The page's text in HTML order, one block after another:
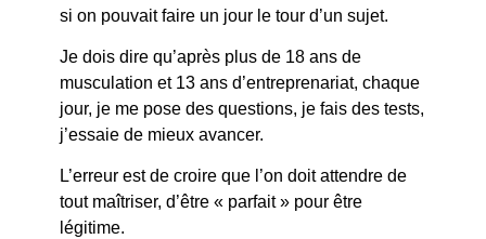
si on pouvait faire un jour le tour d’un sujet.
Je dois dire qu’après plus de 18 ans de
musculation et 13 ans d’entreprenariat, chaque
jour, je me pose des questions, je fais des tests,
j’essaie de mieux avancer.
L’erreur est de croire que l’on doit attendre de
tout maîtriser, d’être « parfait » pour être
légitime.